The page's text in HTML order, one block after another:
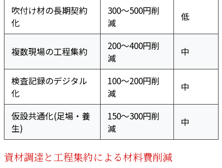
吹付け材の長期契約
化
300〜500円削
減
低
複数現場の工程集約
200〜400円削
減
中
検査記録のデジタル
化
100〜200円削
減
中
仮設共通化(足場・養
生)
150〜300円削
減
中
資材調達と工程集約による材料費削減